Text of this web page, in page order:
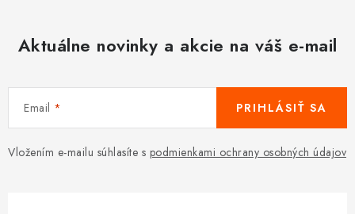
Aktuálne novinky a akcie na váš e-mail
Email
Vložením e-mailu súhlasíte s podmienkami ochrany osobných údajov
PRIHLÁSIŤ SA